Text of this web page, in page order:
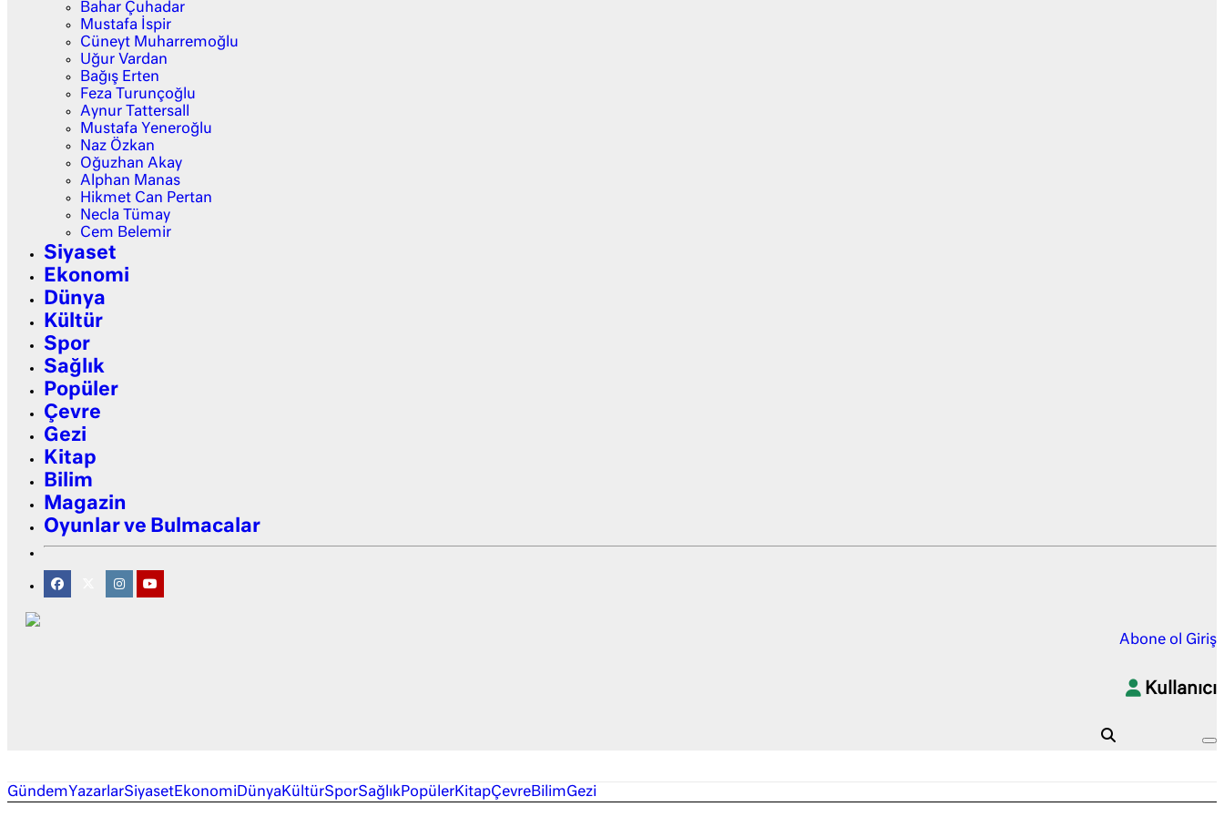
Bahar Çuhadar
Mustafa İspir
Cüneyt Muharremoğlu
Uğur Vardan
Bağış Erten
Feza Turunçoğlu
Aynur Tattersall
Mustafa Yeneroğlu
Naz Özkan
Oğuzhan Akay
Alphan Manas
Hikmet Can Pertan
Necla Tümay
Cem Belemir
Siyaset
Ekonomi
Dünya
Kültür
Spor
Sağlık
Popüler
Çevre
Gezi
Kitap
Bilim
Magazin
Oyunlar ve Bulmacalar
Abone ol Giriş
Kullanıcı
GündemYazarlarSiyasetEkonomi Dünya KültürSporSağlıkPopülerKitapÇevreBilimGezi